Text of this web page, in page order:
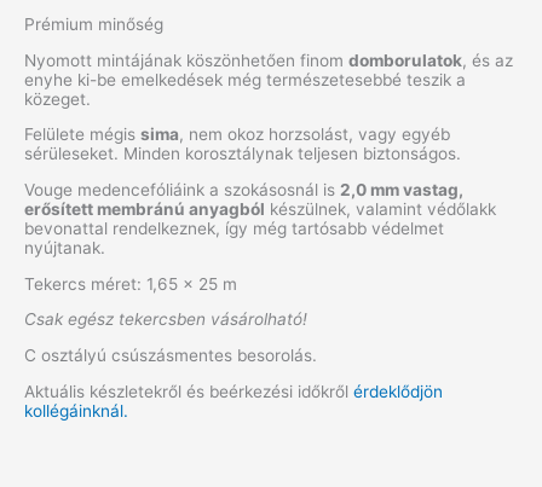
Prémium minőség
Nyomott mintájának köszönhetően finom domborulatok, és az
enyhe ki-be emelkedések még természetesebbé teszik a
közeget.
Felülete mégis sima, nem okoz horzsolást, vagy egyéb
sérüleseket. Minden korosztálynak teljesen biztonságos.
Vouge medencefóliáink a szokásosnál is 2,0 mm vastag,
erősített membránú anyagból készülnek, valamint védőlakk
bevonattal rendelkeznek, így még tartósabb védelmet
nyújtanak.
Tekercs méret: 1,65 x 25 m
Csak egész tekercsben vásárolható!
C osztályú csúszásmentes besorolás.
Aktuális készletekről és beérkezési időkről érdeklődjön
kollégáinknál.